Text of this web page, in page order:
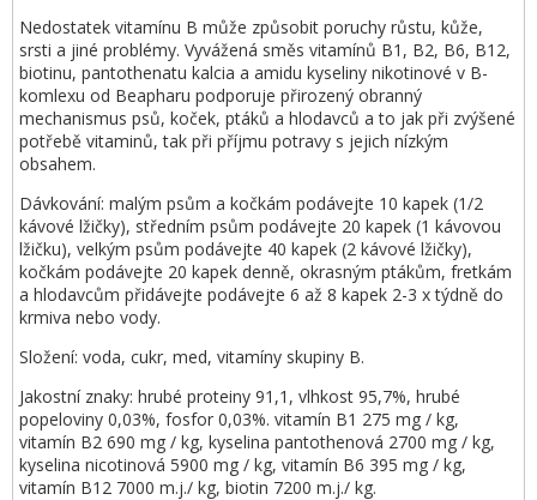
Nedostatek vitamínu B může způsobit poruchy růstu, kůže,
srsti a jiné problémy. Vyvážená směs vitamínů B1, B2, B6, B12,
biotinu, pantothenatu kalcia a amidu kyseliny nikotinové v B-
komlexu od Beapharu podporuje přirozený obranný
mechanismus psů, koček, ptáků a hlodavců a to jak při zvýšené
potřebě vitaminů, tak při příjmu potravy s jejich nízkým
obsahem.
Dávkování: malým psům a kočkám podávejte 10 kapek (1/2
kávové lžičky), středním psům podávejte 20 kapek (1 kávovou
lžičku), velkým psům podávejte 40 kapek (2 kávové lžičky),
kočkám podávejte 20 kapek denně, okrasným ptákům, fretkám
a hlodavcům přidávejte podávejte 6 až 8 kapek 2-3 x týdně do
krmiva nebo vody.
Složení: voda, cukr, med, vitamíny skupiny B.
Jakostní znaky: hrubé proteiny 91,1, vlhkost 95,7%, hrubé
popeloviny 0,03%, fosfor 0,03%. vitamín B1 275 mg / kg,
vitamín B2 690 mg / kg, kyselina pantothenová 2700 mg / kg,
kyselina nicotinová 5900 mg / kg, vitamín B6 395 mg / kg,
vitamín B12 7000 m.j./ kg, biotin 7200 m.j./ kg.